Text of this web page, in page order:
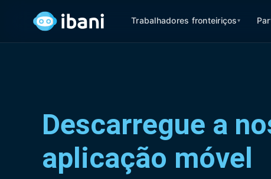
Trabalhadores fronteiriços▾
Descarregue a
aplicação móvel